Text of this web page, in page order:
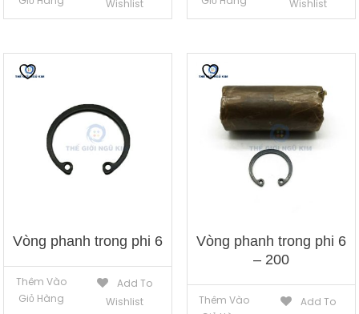
Wishlist
Wishlist
Vòng phanh trong phi 6
Thêm Vào
Giỏ Hàng
Add To
Wishlist
Vòng phanh trong phi 6
– 200
Thêm Vào
Add To